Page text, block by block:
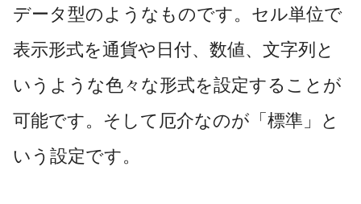
データ型のようなものです。セル単位で
表示形式を通貨や日付、数値、文字列と
いうような色々な形式を設定することが
可能です。そして厄介なのが「標準」と
いう設定です。